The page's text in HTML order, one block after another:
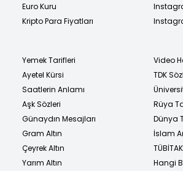
Euro Kuru
Kripto Para Fiyatları
Yemek Tarifleri
Ayetel Kürsi
Saatlerin Anlamı
Aşk Sözleri
Günaydın Mesajları
Gram Altın
Çeyrek Altın
Yarım Altın
Video
TDK
Rüya
Dünya
İslam
Hangi